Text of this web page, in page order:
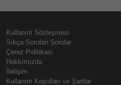
Kullanım Sözleşmesi
Sıkça Sorulan Sorular
Çerez Politikası
Hakkımızda
İletişim
Kullanım Koşulları ve Şartlar